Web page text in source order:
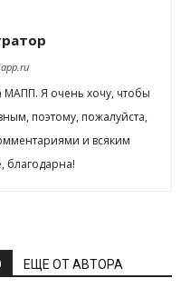
МАПП. Я очень хочу, чтобы
поэтому, пожалуйста,
и всяким
благодарна!
ЕЩЕ ОТ АВТОРА